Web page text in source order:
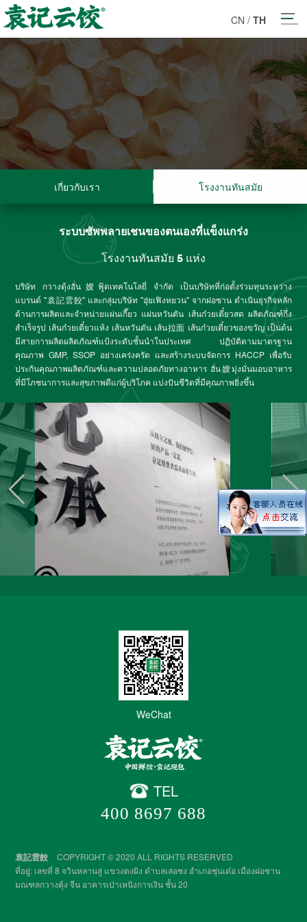
CN / TH
เกี่ยวกับเรา โรงงานทันสมัย
ระบบซัพพลายเชนของตนเองที่แข็งแกร่ง
โรงงานทันสมัย 5 แห่ง
บริษัท กวางตุ้งฮั่น嫂ฟู้ดเทคโนโลยี่ จำกัด เป็นบริษัทที่ก่อตั้งร่วมทุนระหว่าง
แบรนด์ "袁記雲餃" และกลุ่มบริษัท "ฮุ่ยเฟิงหยวน" จากฝอซาน ดำเนินธุรกิจหลัก
ด้านการผลิตและจำหน่ายแผ่นเกี๊ยว แผ่นหวันตัน เส้นก๋วยเตี๋ยวสด ผลิตภัณฑ์กึ่ง
สำเร็จรูป เส้นก๋วยเตี๋ยวแห้ง เส้นหวันตัน เส้น拉面 เส้นก๋วยเตี๋ยวของขวัญ เป็นต้น
มีสายการผลิตผลิตภัณฑ์แป้งระดับชั้นนำในประเทศ ปฏิบัติตามมาตรฐาน
คุณภาพ GMP, SSOP อย่างเคร่งครัด และสร้างระบบจัดการ HACCP เพื่อรับ
ประกันคุณภาพผลิตภัณฑ์และความปลอดภัยทางอาหาร ฮั่น嫂มุ่งมั่นมอบอาหาร
ที่มีโภชนาการและสุขภาพดีแก่ผู้บริโภค แบ่งปันชีวิตที่มีคุณภาพยิ่งขึ้น
WeChat
TEL
400 8697 688
袁記雲餃
COPYRIGHT © 2020 ALL RIGHTS RESERVED
ที่อยู่: เลขที่ 8 จวินหลานลู่ แขวงตงผิง ตำบลเล่อชง อำเภอชุ่นเต๋อ เมืองฝอซาน
มณฑลกวางตุ้ง จีน อาคารเป่าเหนิงการเงิน ชั้น 20